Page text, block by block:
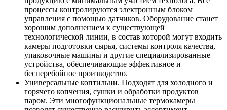
процессы контролируются электронным блоком
управления с помощью датчиков. Оборудование станет
хорошим дополнением к существующей
технологической линии, в состав которой могут входить
камеры подготовки сырья, системы контроля качества,
упаковочные машины и другие специализированные
устройства, обеспечивающие эффективное и
бесперебойное производство.
Универсальные коптильни. Подходят для холодного и
горячего копчения, сушки и обработки продуктов
паром. Эти многофункциональные термокамеры